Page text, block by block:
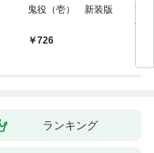
鬼役（壱） 新装版
726
南
舟
ランキング